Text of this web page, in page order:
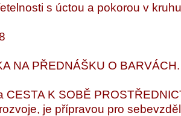
s úctou a pokorou v
NA PŘEDNÁŠKU O BARVÁCH.
CESTA K SOBĚ
je přípravou pro